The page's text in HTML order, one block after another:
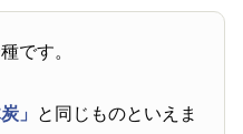
です。
」 と同じものといえま